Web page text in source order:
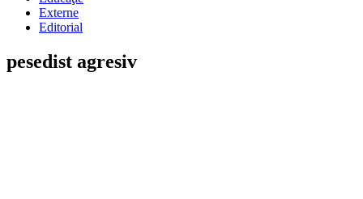
Externe
Editorial
pesedist agresiv